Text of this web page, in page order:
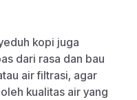
kopi juga
dari rasa dan bau
air filtrasi, agar
kualitas air yang